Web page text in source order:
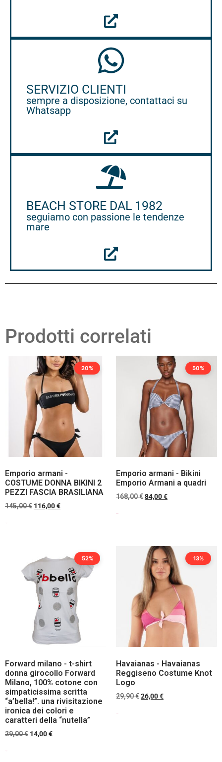
SERVIZIO CLIENTI
sempre a disposizione, contattaci su
Whatsapp
BEACH STORE DAL 1982
seguiamo con passione le tendenze
mare
Prodotti correlati
20%
Emporio armani -
COSTUME DONNA BIKINI 2
PEZZI FASCIA BRASILIANA
145,00€ 116,00€
50%
Emporio armani - Bikini
Emporio Armani a quadri
168,00€84,00€
52%
Forward milano - t-shirt
donna girocollo Forward
Milano, 100% cotone con
simpaticissima scritta
“a’bella!”. una rivisitazione
ironica dei colori e
caratteri della “nutella”
29,00€ 14,00€
13%
Havaianas - Havaianas
Reggiseno Costume Knot
Logo
29,90€26,00€